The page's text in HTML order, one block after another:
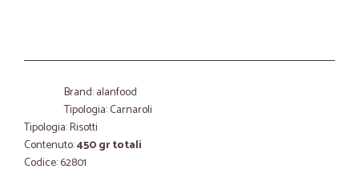
Brand: alanfood
Tipologia: Carnaroli
Tipologia: Risotti
Contenuto:450 gr totali
Codice: 62801